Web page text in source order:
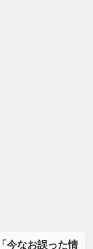
今なお誤った情